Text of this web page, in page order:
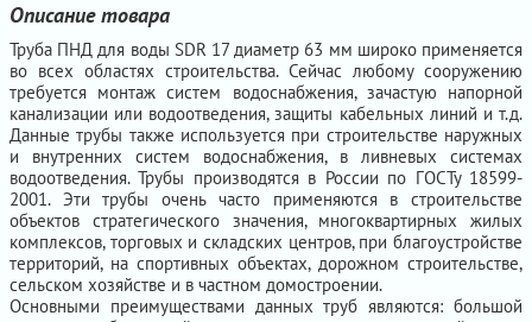
Описание товара
Труба ПНД для воды SDR 17 диаметр 63 мм широко применяется
во всех областях строительства. Сейчас любому сооружению
требуется монтаж систем водоснабжения, зачастую напорной
канализации или водоотведения, защиты кабельных линий и т.д.
Данные трубы также используется при строительстве наружных
и внутренних систем водоснабжения, в ливневых системах
водоотведения. Трубы производятся в России по ГОСТу 18599-
2001. Эти трубы очень часто применяются в строительстве
объектов стратегического значения, многоквартирных жилых
комплексов, торговых и складских центров, при благоустройстве
территорий, на спортивных объектах, дорожном строительстве,
сельском хозяйстве и в частном домостроении.
Основными преимуществами данных труб являются: большой